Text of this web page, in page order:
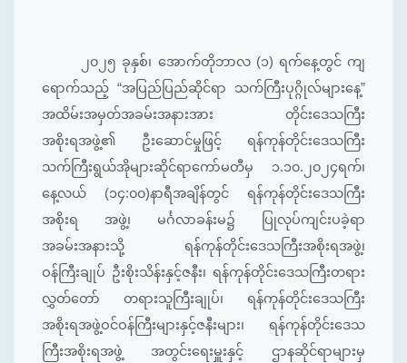
၂၀၂၅ ခုနှစ်၊ အောက်တိုဘာလ (၁) ရက်နေ့တွင် ကျ
ရောက်သည့် “အပြည်ပြည်ဆိုင်ရာ သက်ကြီးပုဂ္ဂိုလ်များနေ့”
အထိမ်းအမှတ်အခမ်းအနားအား တိုင်းဒေသကြီး
အစိုးရအဖွဲ့၏ ဦးဆောင်မှုဖြင့် ရန်ကုန်တိုင်းဒေသကြီး
သက်ကြီးရွယ်အိုများဆိုင်ရာကော်မတီမှ ၁.၁၀.၂၀၂၄ရက်၊
နေ့လယ် (၁၄:၀၀)နာရီအချိန်တွင် ရန်ကုန်တိုင်းဒေသကြီး
အစိုးရ အဖွဲ့၊ မင်္ဂလာခန်းမ၌ ပြုလုပ်ကျင်းပခဲ့ရာ
အခမ်းအနားသို့ ရန်ကုန်တိုင်းဒေသကြီးအစိုးရအဖွဲ့၊
ဝန်ကြီးချုပ် ဦးစိုးသိန်းနှင့်ဇနီး၊ ရန်ကုန်တိုင်းဒေသကြီးတရား
လွှတ်တော် တရားသူကြီးချုပ်၊ ရန်ကုန်တိုင်းဒေသကြီး
အစိုးရအဖွဲ့ဝင်ဝန်ကြီးများနှင့်ဇနီးများ၊ ရန်ကုန်တိုင်းဒေသ
ကြီးအစိုးရအဖွဲ့ အတွင်းရေးမှူးနှင့် ဌာနဆိုင်ရာများမှ